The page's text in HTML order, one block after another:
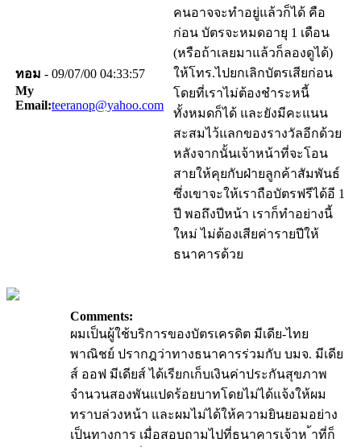
ทอม - 09/07/00 04:33:57
My
Email:teeranop@yahoo.com
คนอาจจะทำอยู่แล้วก็ได้ คือ
ก่อน บัตรจะหมดอายุ 1 เดือน
(หรือถ้าเลยมาแล้วก็ลองดูได้)
ให้โทร.ไปยกเลิกบัตรเสียก่อน
โดยที่เราไม่ต้องชำระหนี้
ทั้งหมดก็ได้ และยังมีคะแนน
สะสมไว้แลกของรางวัลอีกด้วย
หลังจากนั้นเจ้าหน้าที่จะโอน
สายให้คุยกับฝ่ายลูกค้าสัมพันธ์
ซึ่งเขาจะให้เราถือบัตรฟรีได้อี 1
ปี พอถึงปีหน้า เราก็ทำอย่างนี้
ใหม่ ไม่ต้องเสียค่ารายปีให้
ธนาคารด้วย
Comments:
ผมเป็นผู้ใช้บริการของบัตรเครดิต มีเดีย-ไทย
พาณิชย์ ปรากฎว่าทางธนาคารร่วมกับ บมจ. มีเดีย
ส์ ออฟ มีเดียส์ ได้เรียกเก็บเงินค่าประกันสุขภาพ
จำนวนสองพันแปดร้อยบาทโดยไม่ได้แจ้งให้ผม
ทราบล่วงหน้า และผมไม่ได้ให้ความยินยอมอย่าง
เป็นทางการ เมื่อสอบถามไปที่ธนาคารเจ้าห ้าที่ก็